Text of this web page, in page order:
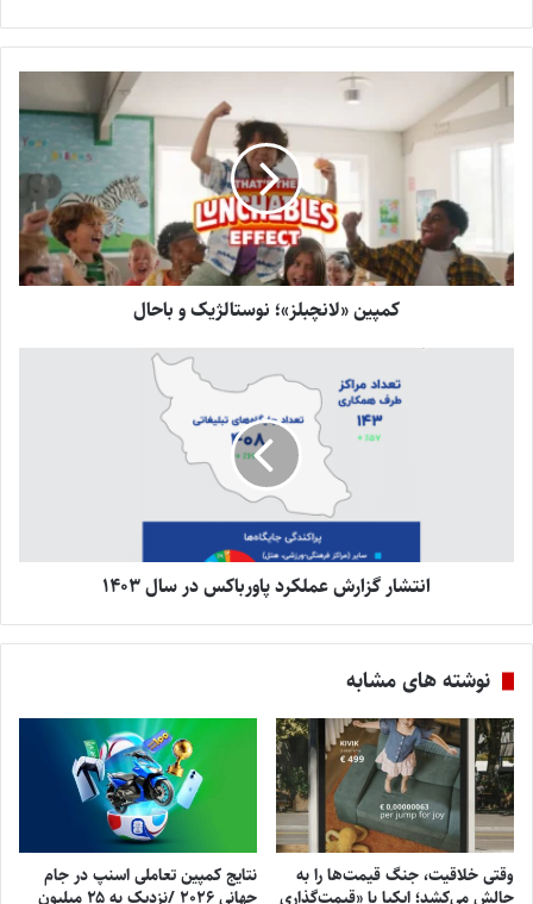
کمپین «لانچبلز»؛ نوستالژیک و باحال
انتشار گزارش عملکرد پاورباکس در سال ۱۴۰۳
نوشته های مشابه
وقتی خلاقیت، جنگ قیمت‌ها را به
چالش می‌کشد؛ ایکیا با «قیمت‌گذاری
نتایج کمپین تعاملی اسنپ در جام
جهانی ۲۰۲۶ /نزدیک به ۲۵ میلیون